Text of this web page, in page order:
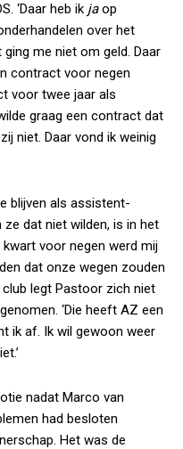
‘Daar heb ik jaop
over het
me niet om geld. Daar
contract voor negen
voor twee jaar als
graag een contract dat
niet. Daar vond ik weinig
blijven als assistent-
ze dat niet wilden, is in het
voor negen werd mij
dat onze wegen zouden
club legt Pastoor zich niet
‘Die heeft AZ een
ik af. Ik wil gewoon weer
nadat Marco van
had besloten
Het was de